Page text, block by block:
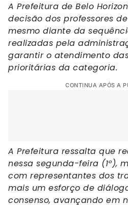
A Prefeitura de Belo
decisão dos professores
mesmo diante da
realizadas pela
garantir o atendimento
prioritárias da categoria.
CONTINUA APÓS A
A Prefeitura ressalta que
nessa segunda-feira (1º),
com representantes dos
mais um esforço de
consenso, avançando em